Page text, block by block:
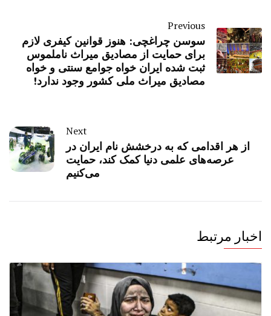
Previous
سوسن چراغچی: هنوز قوانین کیفری لازم
برای حمایت از مصادیق میراث ناملموس
ثبت شده ایران خواه جوامع سنتی و خواه
مصادیق میراث ملی کشور وجود ندارد!
Next
از هر اقدامی که به درخشش نام ایران در
عرصه‌های علمی دنیا کمک کند، حمایت
می‌کنیم
اخبار مرتبط